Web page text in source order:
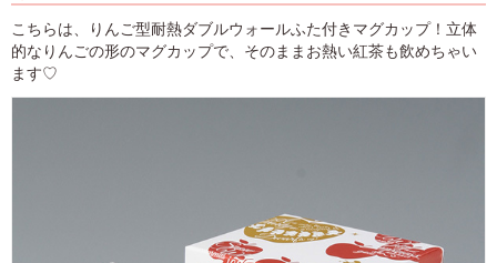
こちらは、りんご型耐熱ダブルウォールふた付きマグカップ！立体
的なりんごの形のマグカップで、そのままお熱い紅茶も飲めちゃい
ます♡